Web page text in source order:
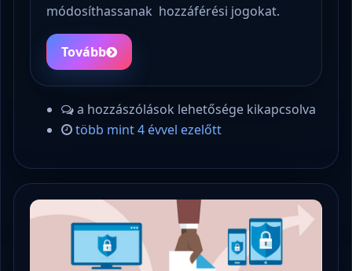
módosíthassanak hozzáférési jogokat.
Tovább
a hozzászólások lehetősége kikapcsolva
több mint 4 évvel ezelőtt